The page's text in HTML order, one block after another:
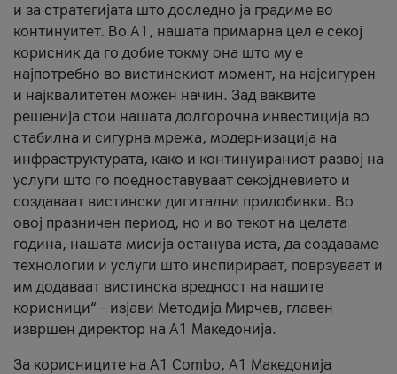
и за стратегијата што доследно ја градиме во
континуитет. Во А1, нашата примарна цел е секој
корисник да го добие токму она што му е
најпотребно во вистинскиот момент, на најсигурен
и најквалитетен можен начин. Зад ваквите
решенија стои нашата долгорочна инвестиција во
стабилна и сигурна мрежа, модернизација на
инфраструктурата, како и континуираниот развој на
услуги што го поедноставуваат секојдневието и
создаваат вистински дигитални придобивки. Во
овој празничен период, но и во текот на целата
година, нашата мисија останува иста, да создаваме
технологии и услуги што инспирираат, поврзуваат и
им додаваат вистинска вредност на нашите
корисници“ – изјави Методија Мирчев, главен
извршен директор на А1 Македонија.
За корисниците на A1 Combo, А1 Македонија